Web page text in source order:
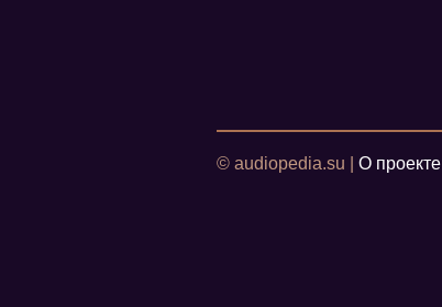
© audiopedia.su | О проекте